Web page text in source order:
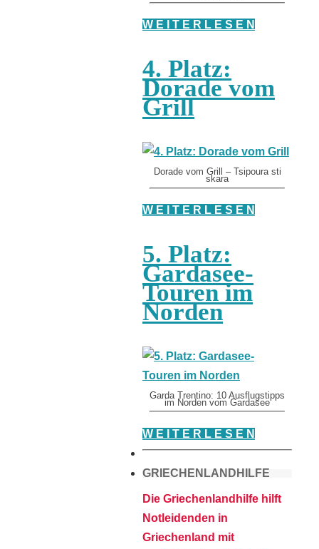
W E I T E R L E S E N
4. Platz:
Dorade vom
Grill
Dorade vom Grill – Tsipoura sti
skara
W E I T E R L E S E N
5. Platz:
Gardasee-
Touren im
Norden
Garda Trentino: 10 Ausflugstipps
im Norden vom Gardasee
W E I T E R L E S E N
GRIECHENLANDHILFE
Die Griechenlandhilfe hilft
Notleidenden in
Griechenland mit